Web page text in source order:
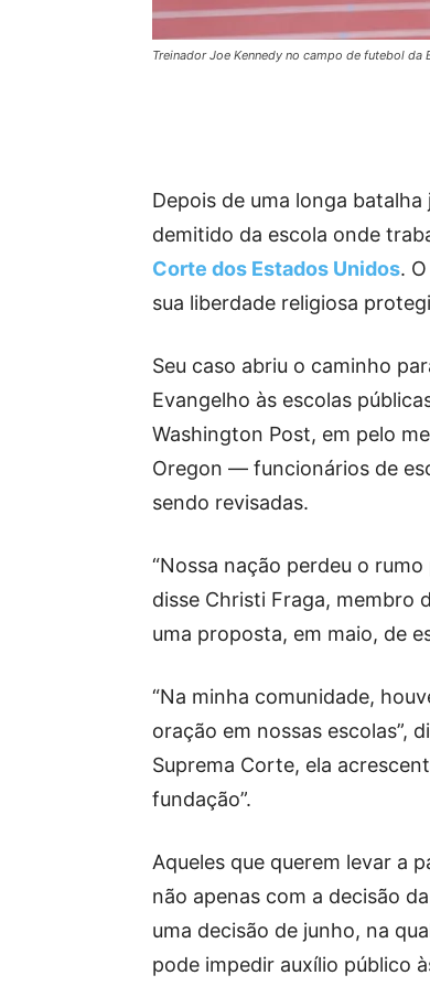
Treinador Joe Kennedy no campo de futebol da
Depois de uma longa
demitido da escola onde
Corte dos Estados Unidos.
sua liberdade religiosa
Seu caso abriu o caminho
Evangelho às escolas
Washington Post, em pelo
Oregon — funcionários de
sendo revisadas.
“Nossa nação perdeu o
disse Christi Fraga, membro
uma proposta, em maio, de
“Na minha comunidade,
oração em nossas escolas”,
Suprema Corte, ela
fundação”.
Aqueles que querem levar a
não apenas com a decisão
uma decisão de junho, na
pode impedir auxílio público